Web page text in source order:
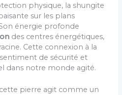
physique, la shungite
sur les plans
énergie profonde
des centres énergétiques,
Cette connexion à la
de sécurité et
dans notre monde agité.
pierre agit comme un